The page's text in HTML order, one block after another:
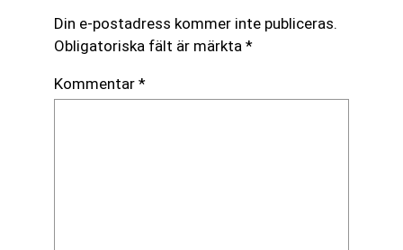
Din e-postadress kommer inte publiceras.
Obligatoriska fält är märkta *
Kommentar *